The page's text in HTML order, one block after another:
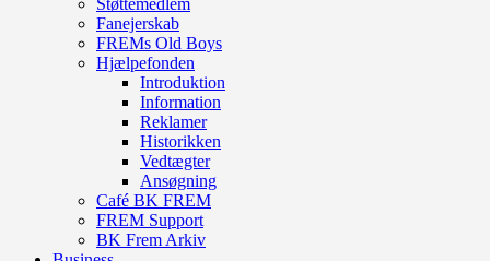
Fanejerskab
FREMs Old Boys
Hjælpefonden
Introduktion
Information
Reklamer
Historikken
Vedtægter
Ansøgning
Café BK FREM
FREM Support
BK Frem Arkiv